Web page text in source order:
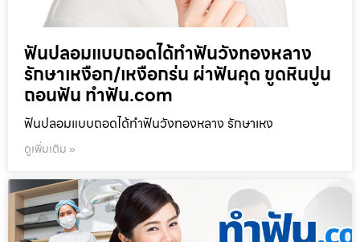
ฟันปลอมแบบถอดได้ทำฟันวังทองหลาง
รักษาเหงือก/เหงือกร่น ผ่าฟันคุด ขูดหินปูน
ถอนฟัน ทำฟัน.com
ฟันปลอมแบบถอดได้ทำฟันวังทองหลาง รักษาเหง
ดูเพิ่มเติม »